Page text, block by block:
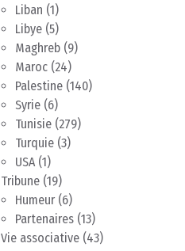
Liban (1)
Libye (5)
Maghreb (9)
Maroc (24)
Palestine (140)
Syrie (6)
Tunisie (279)
Turquie (3)
USA(1)
Tribune (19)
Humeur (6)
Partenaires (13)
Vie associative (43)